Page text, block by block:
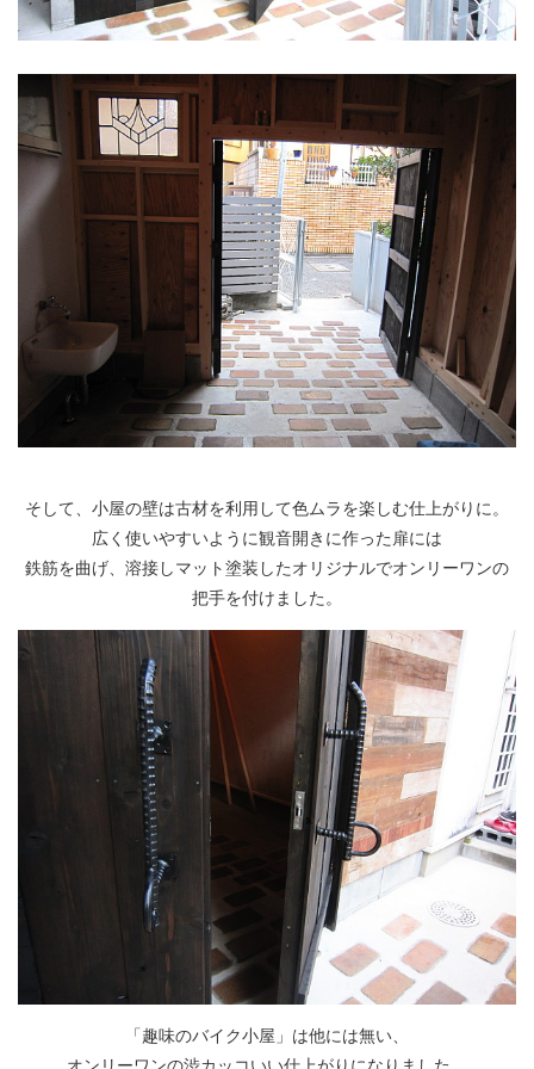
そして、小屋の壁は古材を利用して色ムラを楽しむ仕上がりに。
広く使いやすいように観音開きに作った扉には
鉄筋を曲げ、溶接しマット塗装したオリジナルでオンリーワンの
把手を付けました。
「趣味のバイク小屋」は他には無い、
オンリーワンの渋カッコいい仕上がりになりました。